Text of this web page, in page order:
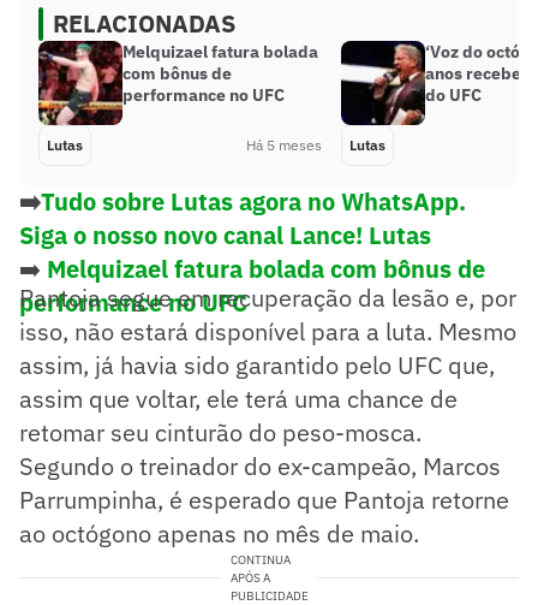
RELACIONADAS
Melquizael fatura bolada
com bônus de
performance no UFC
Lutas Há 5 meses
‘Voz do
anos recebe
do UFC
Lutas
➡️Tudo sobre Lutas agora no WhatsApp.
Siga o nosso novo canal Lance! Lutas
➡️ Melquizael fatura bolada com bônus de
performance no UFC
Pantoja segue em recuperação da lesão e, por
isso, não estará disponível para a luta. Mesmo
assim, já havia sido garantido pelo UFC que,
assim que voltar, ele terá uma chance de
retomar seu cinturão do peso-mosca.
Segundo o treinador do ex-campeão, Marcos
Parrumpinha, é esperado que Pantoja retorne
ao octógono apenas no mês de maio.
CONTINUA
APÓS A
PUBLICIDADE